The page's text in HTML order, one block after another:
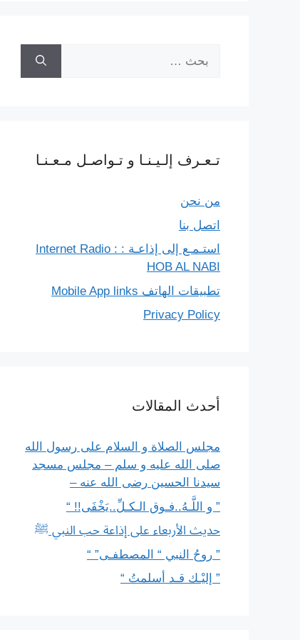
عن:
تـعـرف إلـيـنـا و تـواصـل مـعـنـا
من نحن
اتصل بنا
استـمـع إلى إذاعـة : Internet Radio :
HOB AL NABI
تطبيقات الهاتف Mobile App links
Privacy Policy
أحدث المقالات
مجلس الصلاة و السلام على رسول الله
صلى الله عليه و سلم – مجلس مسجد
سيدنا الحسين رضى الله عنه –
” و اللَّـهُ..فـوق الـكـلِّ..يَخْفَى!! “
حديث الأربعاء على إذاعة حب النبي ﷺ
” روحُ النبي “ المصطفـى” “
” إليْـك قـد أسلمتُ “